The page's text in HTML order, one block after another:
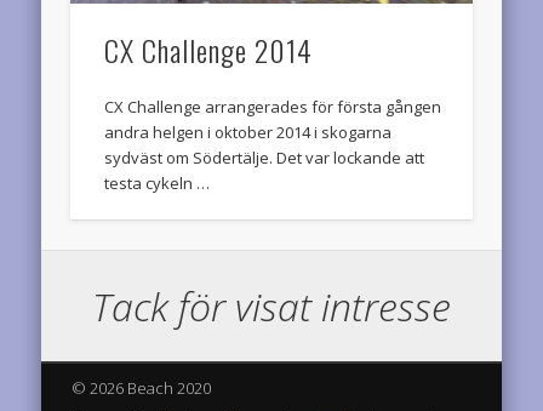
CX Challenge 2014
andra helgen i oktober 2014 i skogarna
sydväst om Södertälje. Det var lockande att
testa cykeln …